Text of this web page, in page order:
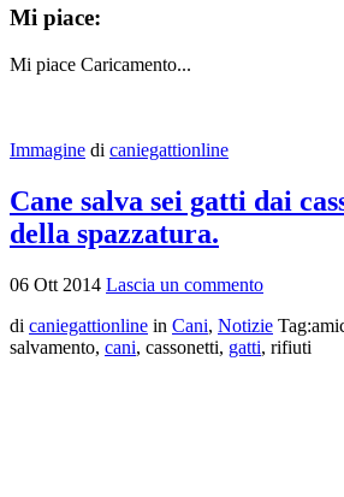
Mi piace:
Mi piace Caricamento...
Immagine di caniegattionline
Cane salva sei gatti dai
della spazzatura.
06 Ott 2014 Lascia un commento
di caniegattionline in Cani, Notizie
salvamento, cani, cassonetti, gatti, rifiuti